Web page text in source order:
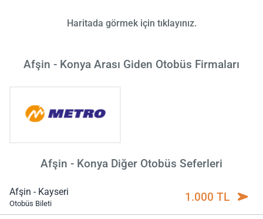
Haritada görmek için tıklayınız.
Afşin - Konya Arası Giden Otobüs Firmaları
Afşin - Konya Diğer Otobüs Seferleri
Afşin - Kayseri
Otobüs Bileti 1.000 TL